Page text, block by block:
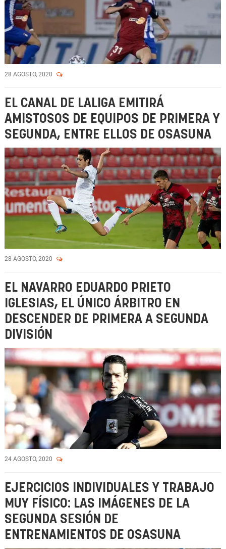
28 AGOSTO, 2020
EL CANAL DE LALIGA EMITIRÁ
AMISTOSOS DE EQUIPOS DE PRIMERA Y
SEGUNDA, ENTRE ELLOS DE OSASUNA
28 AGOSTO, 2020
EL NAVARRO EDUARDO PRIETO
IGLESIAS, EL ÚNICO ÁRBITRO EN
DESCENDER DE PRIMERA A SEGUNDA
DIVISIÓN
24 AGOSTO, 2020
EJERCICIOS INDIVIDUALES Y TRABAJO
MUY FÍSICO: LAS IMÁGENES DE LA
SEGUNDA SESIÓN DE
ENTRENAMIENTOS DE OSASUNA